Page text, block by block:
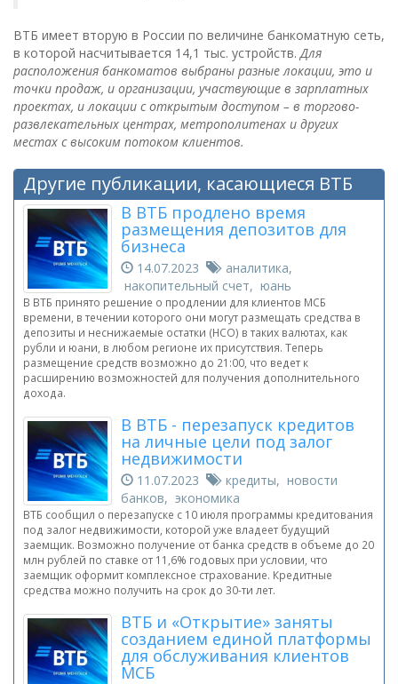
ВТБ имеет вторую в России по величине банкоматную сеть,
в которой насчитывается 14,1 тыс. устройств.Для
расположения банкоматов выбраны разные локации, это и
точки продаж, и организации, участвующие в зарплатных
проектах, и локации с открытым доступом – в торгово-
развлекательных центрах, метрополитенах и других
местах с высоким потоком клиентов.
Другие публикации, касающиеся ВТБ
В ВТБ продлено время
размещения депозитов для
бизнеса
14.07.2023
аналитика,
накопительный счет, юань
В ВТБ принято решение о продлении для клиентов МСБ
времени, в течении которого они могут размещать средства в
депозиты и неснижаемые остатки (НСО) в таких валютах, как
рубли и юани, в любом регионе их присутствия. Теперь
размещение средств возможно до 21:00, что ведет к
расширению возможностей для получения дополнительного
дохода.
В ВТБ - перезапуск кредитов
на личные цели под залог
недвижимости
11.07.2023
кредиты, новости
банков, экономика
ВТБ сообщил о перезапуске с 10 июля программы кредитования
под залог недвижимости, которой уже владеет будущий
заемщик. Возможно получение от банка средств в объеме до 20
млн рублей по ставке от 11,6% годовых при условии, что
заемщик оформит комплексное страхование. Кредитные
средства можно получить на срок до 30-ти лет.
ВТБ и «Открытие» заняты
созданием единой платформы
для обслуживания клиентов
МСБ